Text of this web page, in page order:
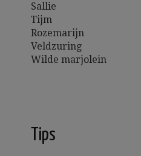
Sallie
Tijm
Rozemarijn
Veldzuring
Wilde marjolein
Tips